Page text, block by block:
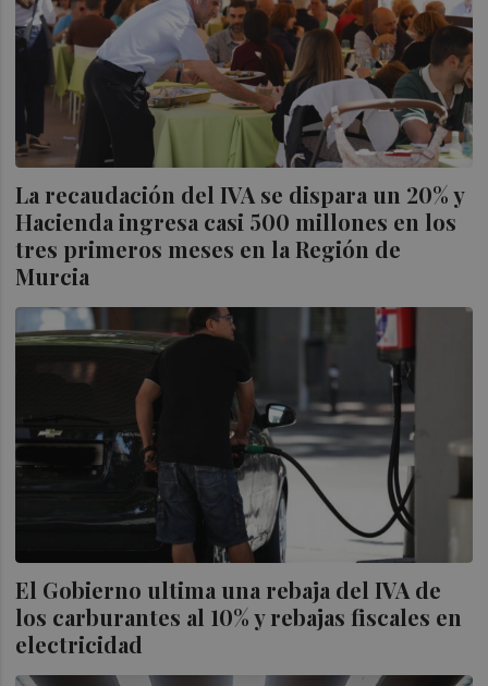
La recaudación del IVA se dispara un 20% y
Hacienda ingresa casi 500 millones en los
tres primeros meses en la Región de
Murcia
El Gobierno ultima una rebaja del IVA de
los carburantes al 10% y rebajas fiscales en
electricidad